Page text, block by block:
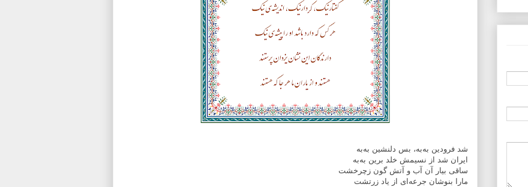
شد فرودين به‌به، بس دلنشين به‌به
ايران شد از نسيمش خلد برين به‌به
ساقی بيار آن آب و آتش گون زچرخشت
مارا بنوشان جرعه‌ای از ياد زرتشت